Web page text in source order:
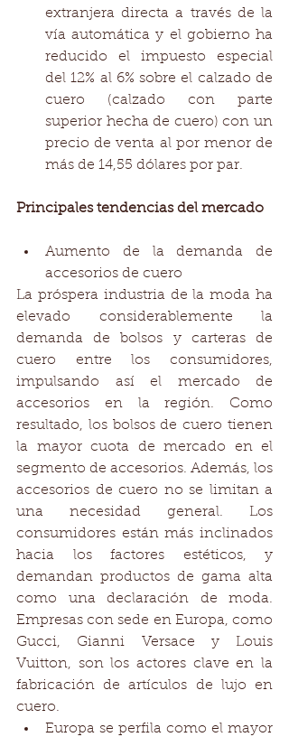
extranjera directa a través de la
vía automática y el gobierno ha
reducido el impuesto especial
del 12% al 6% sobre el calzado de
cuero (calzado con parte
superior hecha de cuero) con un
precio de venta al por menor de
más de 14,55 dólares por par.
Principales tendencias del mercado
Aumento de la demanda de
accesorios de cuero
La próspera industria de la moda ha
elevado considerablemente la
demanda de bolsos y carteras de
cuero entre los consumidores,
impulsando así el mercado de
accesorios en la región. Como
resultado, los bolsos de cuero tienen
la mayor cuota de mercado en el
segmento de accesorios. Además, los
accesorios de cuero no se limitan a
una necesidad general. Los
consumidores están más inclinados
hacia los factores estéticos, y
demandan productos de gama alta
como una declaración de moda.
Empresas con sede en Europa, como
Gucci, Gianni Versace y Louis
Vuitton, son los actores clave en la
fabricación de artículos de lujo en
cuero.
Europa se perfila como el mayor